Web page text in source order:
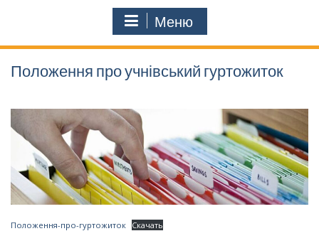
Меню
Положення про учнівський гуртожиток
Положення-про-гуртожиток Скачать